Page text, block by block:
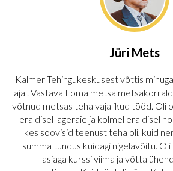
Jüri Mets
Kalmer Tehingukeskusest võttis
ajal. Vastavalt oma metsa
võtnud metsas teha vajalikud tööd. Oli
eraldisel lageraie ja kolmel eraldisel
kes soovisid teenust teha oli, kuid
summa tundus kuidagi nigelavõitu.
asjaga kurssi viima ja võtta